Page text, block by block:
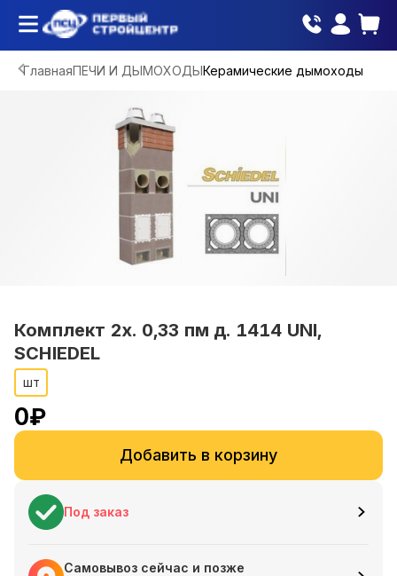
ГлавнаяПЕЧИ И ДЫМОХОДЫКерамические дымоходы
Комплект 2х. 0,33 пм д. 1414 UNI,
SCHIEDEL
шт
0₽
Добавить в корзину
Под заказ
Самовывоз сейчас и позже